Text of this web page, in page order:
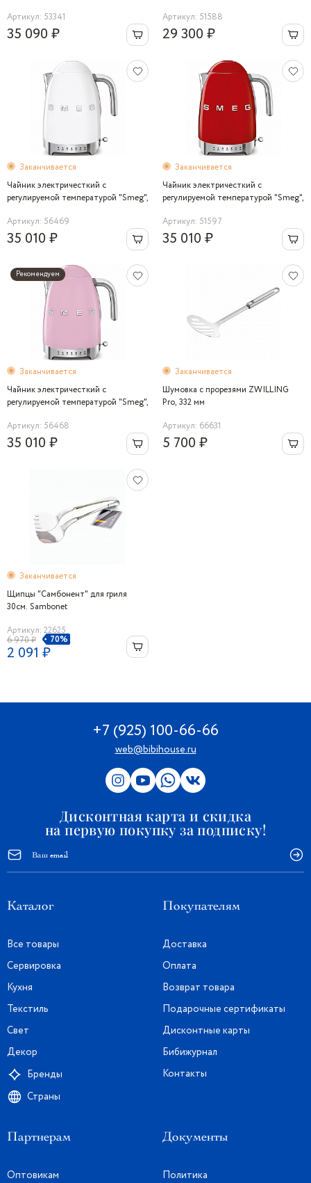
Артикул: 53341
35 090 ₽
Артикул: 51588
29 300 ₽
Заканчивается
Чайник электричесткий с
регулируемой температурой "Smeg",
Артикул: 56469
35 010 ₽
Заканчивается
Чайник электричесткий с
регулируемой температурой "Smeg",
Артикул: 51597
35 010 ₽
Рекомендуем
Заканчивается
Чайник электричесткий с
регулируемой температурой "Smeg",
Артикул: 56468
35 010 ₽
Заканчивается
Шумовка с прорезями ZWILLING
Pro, 332 мм
Артикул: 66631
5 700 ₽
Заканчивается
Щипцы "Самбонент" для гриля
30см. Sambonet
Артикул: 22625
6 970 ₽
70%
2 091 ₽
+7 (925) 100-66-66
web@bibihouse.ru
Дисконтная карта и скидка
на первую покупку за подписку!
Каталог
Все товары
Сервировка
Кухня
Текстиль
Свет
Декор
Бренды
Страны
Покупателям
Доставка
Оплата
Возврат товара
Подарочные сертификаты
Дисконтные карты
Бибижурнал
Контакты
Партнерам
Оптовикам
Документы
Политика